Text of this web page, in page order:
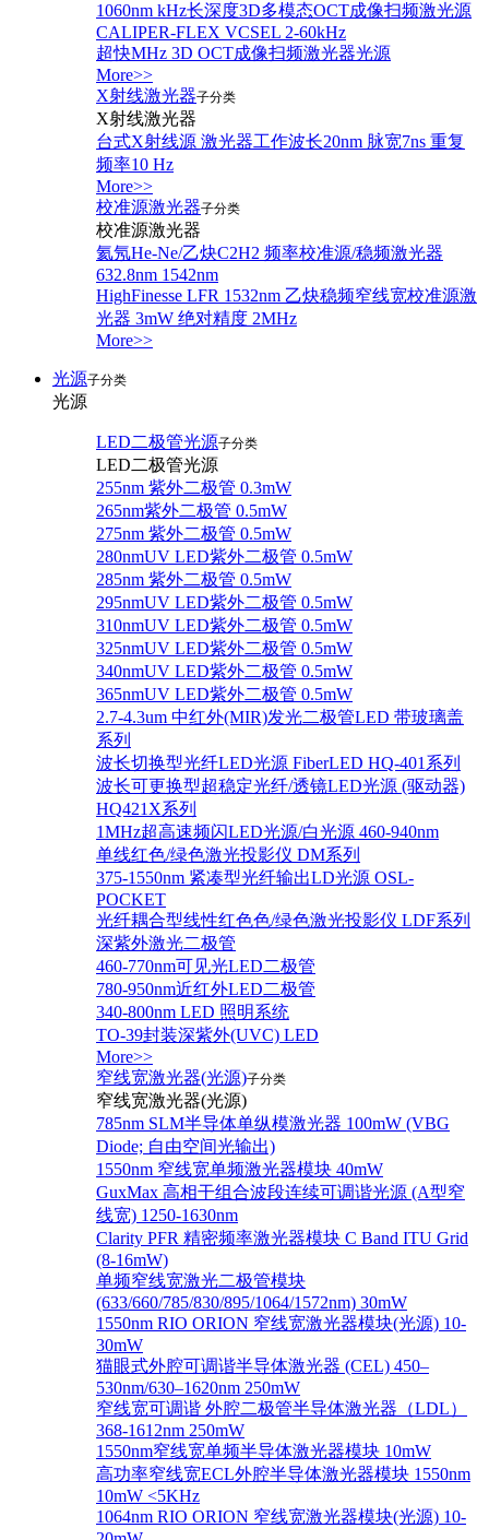
1060nm kHz长深度3D多模态OCT成像扫频激光源
CALIPER-FLEX VCSEL 2-60kHz
超快MHz 3D OCT成像扫频激光器光源
More>>
X射线激光器子分类
X射线激光器
台式X射线源 激光器工作波长20nm 脉宽7ns 重复
频率10 Hz
More>>
校准源激光器子分类
校准源激光器
氦氖He-Ne/乙炔C2H2 频率校准源/稳频激光器
632.8nm 1542nm
HighFinesse LFR 1532nm 乙炔稳频窄线宽校准源激
光器 3mW 绝对精度 2MHz
More>>
光源子分类
光源
LED二极管光源子分类
LED二极管光源
255nm 紫外二极管 0.3mW
265nm紫外二极管 0.5mW
275nm 紫外二极管 0.5mW
280nmUV LED紫外二极管 0.5mW
285nm 紫外二极管 0.5mW
295nmUV LED紫外二极管 0.5mW
310nmUV LED紫外二极管 0.5mW
325nmUV LED紫外二极管 0.5mW
340nmUV LED紫外二极管 0.5mW
365nmUV LED紫外二极管 0.5mW
2.7-4.3um 中红外(MIR)发光二极管LED 带玻璃盖
系列
波长切换型光纤LED光源 FiberLED HQ-401系列
波长可更换型超稳定光纤/透镜LED光源 (驱动器)
HQ421X系列
1MHz超高速频闪LED光源/白光源 460-940nm
单线红色/绿色激光投影仪 DM系列
375-1550nm 紧凑型光纤输出LD光源 OSL-
POCKET
光纤耦合型线性红色色/绿色激光投影仪 LDF系列
深紫外激光二极管
460-770nm可见光LED二极管
780-950nm近红外LED二极管
340-800nm LED 照明系统
TO-39封装深紫外(UVC) LED
More>>
窄线宽激光器(光源)子分类
窄线宽激光器(光源)
785nm SLM半导体单纵模激光器 100mW (VBG
Diode; 自由空间光输出)
1550nm 窄线宽单频激光器模块 40mW
GuxMax 高相干组合波段连续可调谐光源 (A型窄
线宽) 1250-1630nm
Clarity PFR 精密频率激光器模块 C Band ITU Grid
(8-16mW)
单频窄线宽激光二极管模块
(633/660/785/830/895/1064/1572nm) 30mW
1550nm RIO ORION 窄线宽激光器模块(光源) 10-
30mW
猫眼式外腔可调谐半导体激光器 (CEL) 450–
530nm/630–1620nm 250mW
窄线宽可调谐 外腔二极管半导体激光器（LDL）
368-1612nm 250mW
1550nm窄线宽单频半导体激光器模块 10mW
高功率窄线宽ECL外腔半导体激光器模块 1550nm
10mW <5KHz
1064nm RIO ORION 窄线宽激光器模块(光源) 10-